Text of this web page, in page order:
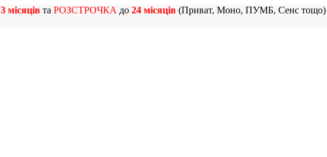
3 місяцівта РОЗСТРОЧКА до 24 місяців(Приват, Моно, ПУМБ, Сенс тощо)